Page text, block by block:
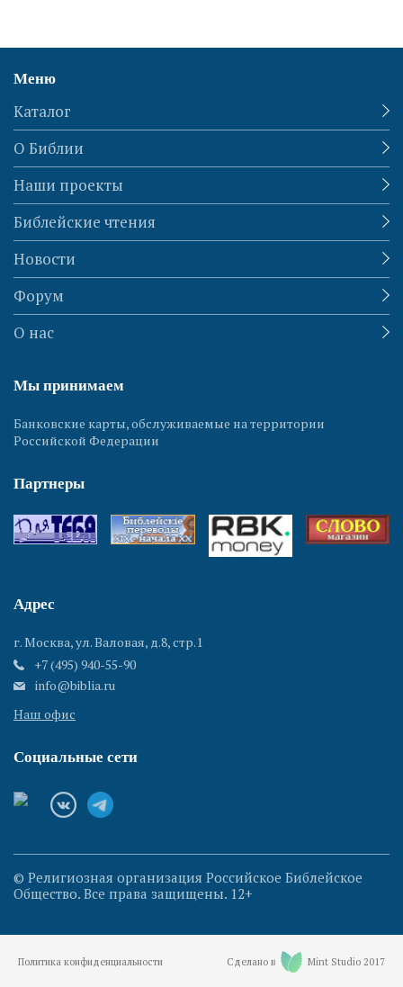
Меню
Каталог
О Библии
Наши проекты
Библейские чтения
Новости
Форум
О нас
Мы принимаем
Банковские карты, обслуживаемые на территории
Российской Федерации
Партнеры
Адрес
г. Москва, ул. Валовая, д.8, стр.1
+7 (495) 940-55-90
info@biblia.ru
Наш офис
Социальные сети
© Религиозная организация Российское Библейское
Общество. Все права защищены. 12+
Политика конфиденциальности Сделано в Mint Studio 2017